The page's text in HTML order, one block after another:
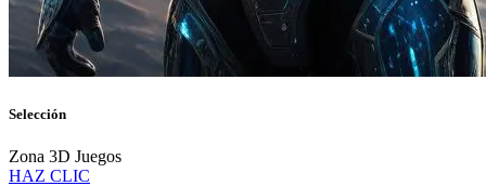
Selección
Zona 3D Juegos
HAZ CLIC